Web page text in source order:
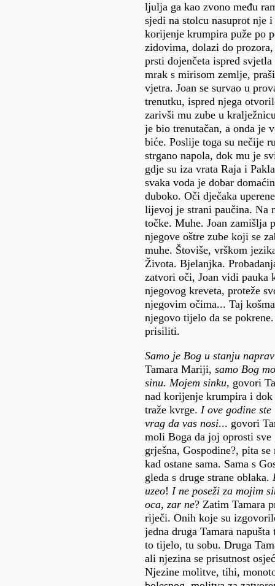
ljulja ga kao zvono među
sjedi na stolcu nasuprot nje
korijenje krumpira puže po
zidovima, dolazi do
prsti dojenčeta ispred
mrak s mirisom zemlje,
vjetra. Joan se survao u
trenutku, ispred njega
zarivši mu zube u
je bio trenutačan, a onda je
biće. Poslije toga su nečije
strgano napola, dok mu je
gdje su iza vrata Raja i
svaka voda je dobar
duboko. Oči dječaka
lijevoj je strani paučina. Na
točke. Muhe. Joan zamišlja
njegove oštre zube koji se
muhe. Štoviše, vrškom
Života. Bjelanjka.
zatvori oči, Joan vidi pauka
njegovog kreveta, proteže
njegovim očima... Taj
njegovo tijelo da se
prisiliti.
Samo je Bog u stanju
Tamara Mariji, samo Bog
sinu. Mojem sinku, govori
nad korijenje krumpira i
traže kvrge. I ove godine
vrag da vas nosi... govori
moli Boga da joj oprosti sve
grješna, Gospodine?, pita
kad ostane sama. Sama s
gleda s druge strane oblaka.
uzeo! I ne poseži za mojim
oca, zar ne? Zatim Tamara
riječi. Onih koje su
jedna druga Tamara napušta
to tijelo, tu sobu. Druga
ali njezina se prisutnost
Njezine molitve, tihi,